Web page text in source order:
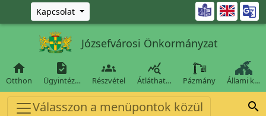
Ugrás a fő tartalomra
Kapcsolat 
Józsefvárosi Önkormányzat

Otthon

Ügyintéz…

Részvétel

Átláthat… Pázmány Állami k…
Válasszon a menüpontok közül 